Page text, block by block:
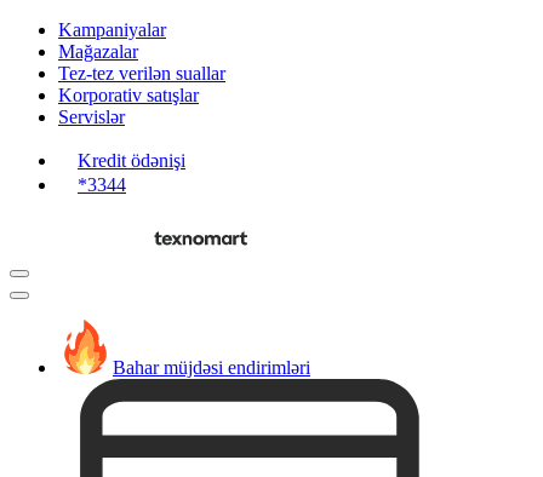
Kampaniyalar
Mağazalar
Tez-tez verilən suallar
Korporativ satışlar
Servislər
Kredit ödənişi
*3344
Bahar müjdəsi endirimləri